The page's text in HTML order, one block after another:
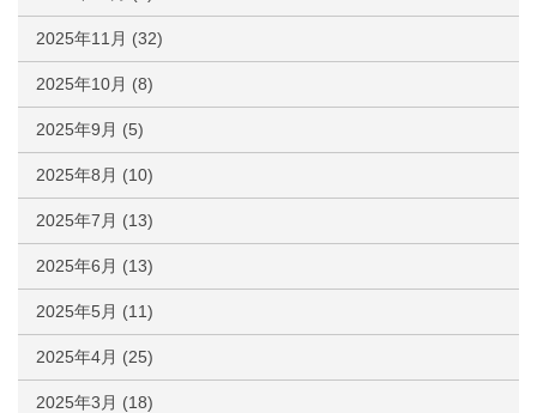
2025年11月 (32)
2025年10月 (8)
2025年9月 (5)
2025年8月 (10)
2025年7月 (13)
2025年6月 (13)
2025年5月 (11)
2025年4月 (25)
2025年3月 (18)